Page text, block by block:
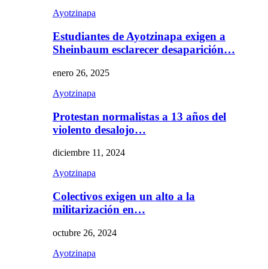
Ayotzinapa
Estudiantes de Ayotzinapa exigen a
Sheinbaum esclarecer desaparición…
enero 26, 2025
Ayotzinapa
Protestan normalistas a 13 años del
violento desalojo…
diciembre 11, 2024
Ayotzinapa
Colectivos exigen un alto a la
militarización en…
octubre 26, 2024
Ayotzinapa